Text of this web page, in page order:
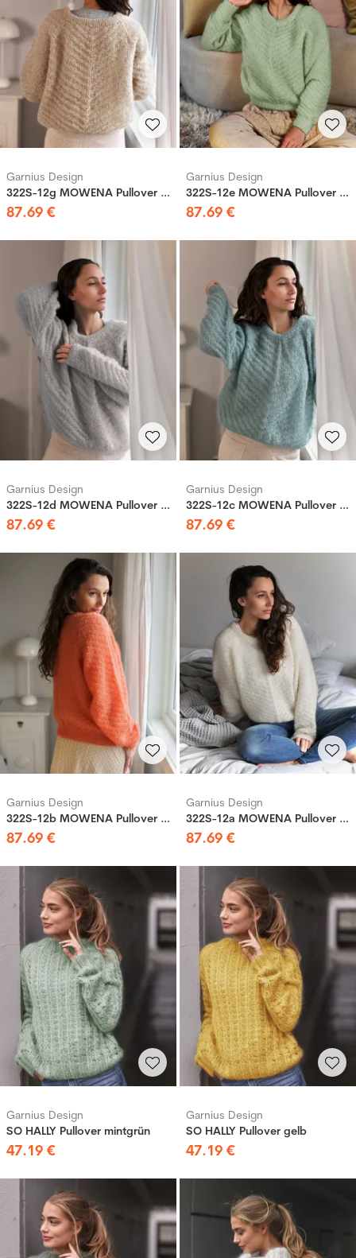
Garnius Design
322S-12g MOWENA Pullover Perlrosa
87.69 €
Garnius Design
322S-12e MOWENA Pullover Mint
87.69 €
Garnius Design
322S-12d MOWENA Pullover Hellgrau
87.69 €
Garnius Design
322S-12c MOWENA Pullover Petrol Blau
87.69 €
Garnius Design
322S-12b MOWENA Pullover Orange
87.69 €
Garnius Design
322S-12a MOWENA Pullover Natur
87.69 €
Garnius Design
SO HALLY Pullover mintgrün
47.19 €
Garnius Design
SO HALLY Pullover gelb
47.19 €